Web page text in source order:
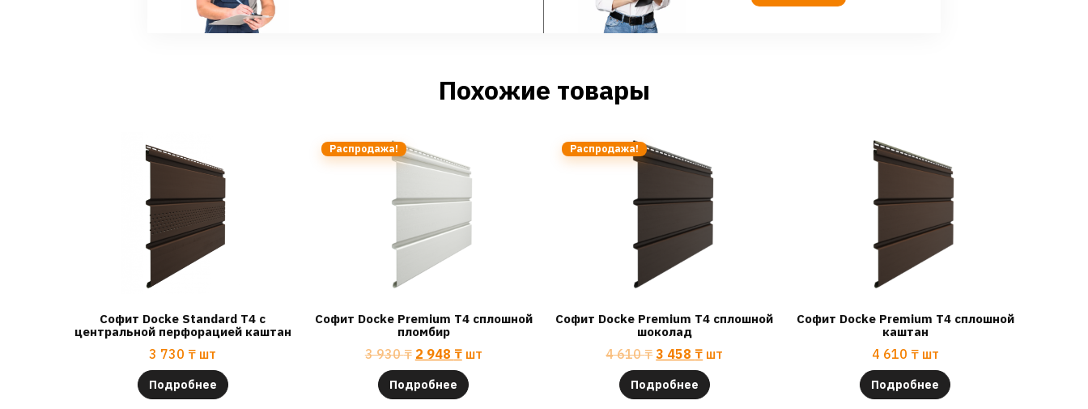
Похожие товары
Софит Docke Standard T4 с
центральной перфорацией каштан
3 730 ₸ шт
Подробнее
Распродажа!
Софит Docke Premium T4 сплошной
пломбир
3 930₸ 2 948 ₸ шт
Подробнее
Распродажа!
Софит Docke Premium T4 сплошной
шоколад
4 610₸ 3 458 ₸ шт
Подробнее
Софит Docke Premium T4 сплошной
каштан
4 610 ₸ шт
Подробнее